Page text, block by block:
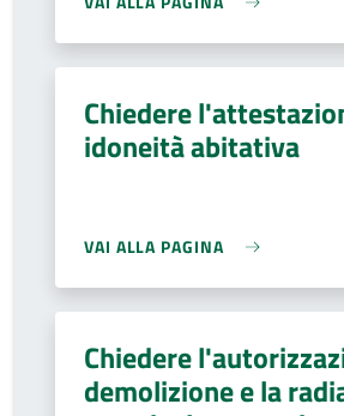
Chiedere
idoneità abitativa
VAI ALLA PAGINA
Chiedere
demolizione e la